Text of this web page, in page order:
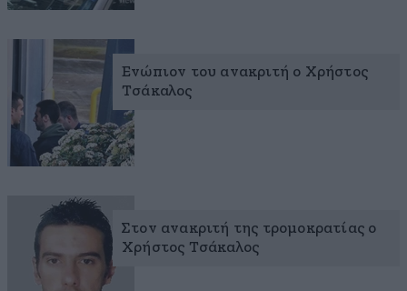
Ενώπιον του ανακριτή ο Χρήστος
Τσάκαλος
Στον ανακριτή της τρομοκρατίας ο
Χρήστος Τσάκαλος